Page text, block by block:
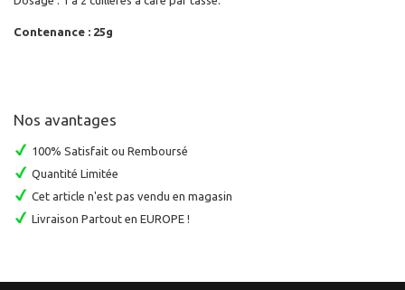
Contenance : 25g
Nos avantages
100% Satisfait ou Remboursé
Quantité Limitée
Cet article n'est pas vendu en magasin
Livraison Partout en EUROPE !